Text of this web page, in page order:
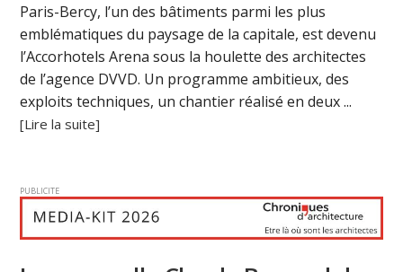
Paris-Bercy, l’un des bâtiments parmi les plus
emblématiques du paysage de la capitale, est devenu
l’Accorhotels Arena sous la houlette des architectes
de l’agence DVVD. Un programme ambitieux, des
exploits techniques, un chantier réalisé en deux ...
[Lire la suite]
PUBLICITE